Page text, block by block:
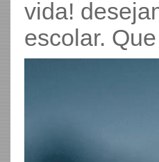
vida!
escolar.